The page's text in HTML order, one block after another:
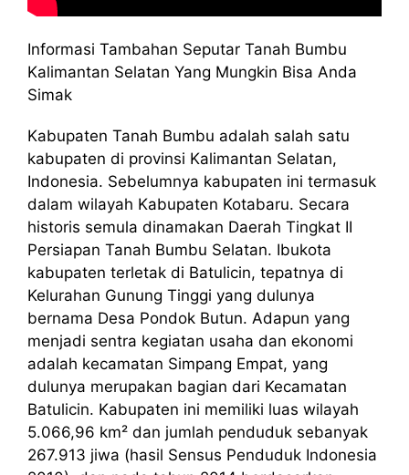
Informasi Tambahan Seputar Tanah Bumbu
Kalimantan Selatan Yang Mungkin Bisa Anda
Simak
Kabupaten Tanah Bumbu adalah salah satu
kabupaten di provinsi Kalimantan Selatan,
Indonesia. Sebelumnya kabupaten ini termasuk
dalam wilayah Kabupaten Kotabaru. Secara
historis semula dinamakan Daerah Tingkat II
Persiapan Tanah Bumbu Selatan. Ibukota
kabupaten terletak di Batulicin, tepatnya di
Kelurahan Gunung Tinggi yang dulunya
bernama Desa Pondok Butun. Adapun yang
menjadi sentra kegiatan usaha dan ekonomi
adalah kecamatan Simpang Empat, yang
dulunya merupakan bagian dari Kecamatan
Batulicin. Kabupaten ini memiliki luas wilayah
5.066,96 km² dan jumlah penduduk sebanyak
267.913 jiwa (hasil Sensus Penduduk Indonesia